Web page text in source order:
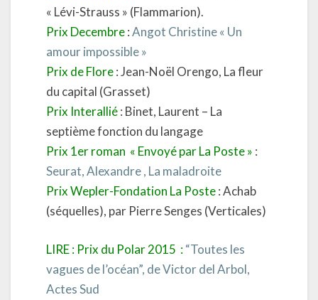
« Lévi-Strauss » (Flammarion).
Prix Decembre:Angot Christine « Un
amour impossible »
Prix de Flore: Jean-Noël Orengo, La fleur
du capital (Grasset)
Prix Interallié: Binet, Laurent – La
septième fonction du langage
Prix 1er roman « Envoyé par La Poste » :
Seurat, Alexandre , La maladroite
Prix Wepler-Fondation La Poste: Achab
(séquelles), par Pierre Senges (Verticales)
LIRE : Prix du Polar 2015 :“Toutes les
vagues de l’océan”, de Victor del Arbol,
Actes Sud